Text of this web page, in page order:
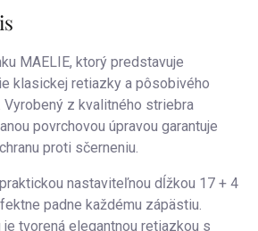
MAELIE, ktorý predstavuje
klasickej retiazky a pôsobivého
Vyrobený z kvalitného striebra
povrchovou úpravou garantuje
proti sčerneniu.
nastaviteľnou dĺžkou 17 + 4
padne každému zápästiu.
tvorená elegantnou retiazkou s